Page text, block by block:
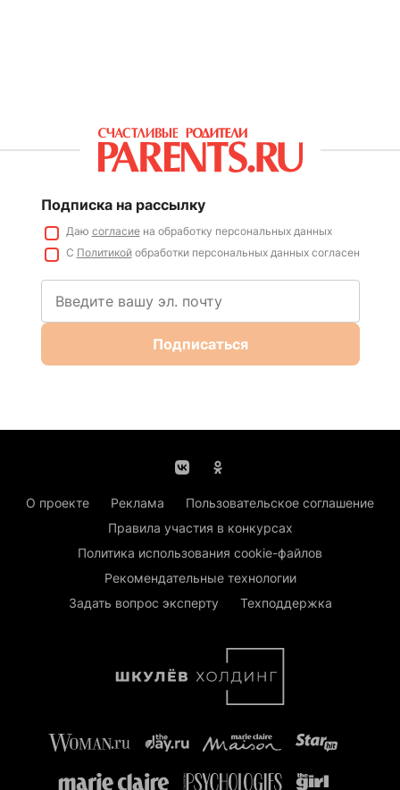
Подписка на рассылку
Даю согласиена обработку персональных данных
С Политикойобработки персональных данных согласен
Подписаться
О проекте Реклама
Пользовательское соглашение
Правила участия в конкурсах
Политика использования cookie-файлов
Рекомендательные технологии
Задать вопрос эксперту
Техподдержка